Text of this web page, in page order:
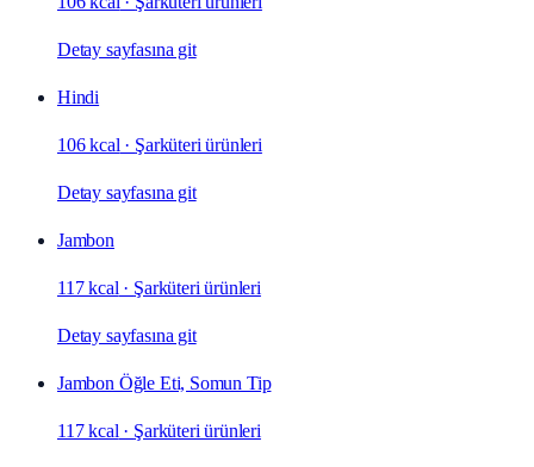
Detay sayfasına git
Hindi
106 kcal · Şarküteri ürünleri
Detay sayfasına git
Jambon
117 kcal · Şarküteri ürünleri
Detay sayfasına git
Jambon Öğle Eti, Somun Tip
117 kcal · Şarküteri ürünleri